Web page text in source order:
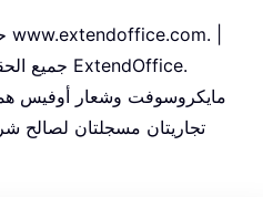
جميع الحقوق محفوظة. مدعوم بواسطة ExtendOffice.
مايكروسوفت وشعار أوفيس هما
تجاريتان مسجلتان لصالح